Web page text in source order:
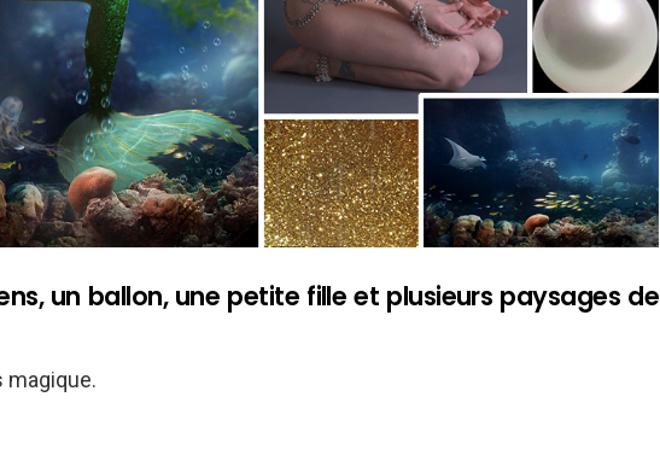
un ballon, une petite fille et plusieurs paysages de
magique.